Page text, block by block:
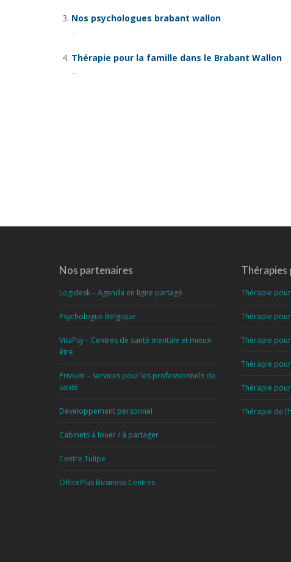
Nos psychologues brabant wallon
...
Thérapie pour la famille dans le Brabant Wallon
...
Nos partenaires
Logidesk – Agenda en ligne partagé
Psychologue Belgique
VitaPsy – Centres de santé mentale et mieux-
être
Privium – Services pour les professionnels de
santé
Développement personnel
Cabinets à louer / à partager
Centre Tulipe
OfficePlus Business Centres
Thérapies
Thérapie pour
Thérapie
Thérapie pour
Thérapie
Thérapie
Thérapie de